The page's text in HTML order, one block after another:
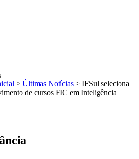
> Últimas Notícias > IFSul seleciona
de cursos FIC em Inteligência